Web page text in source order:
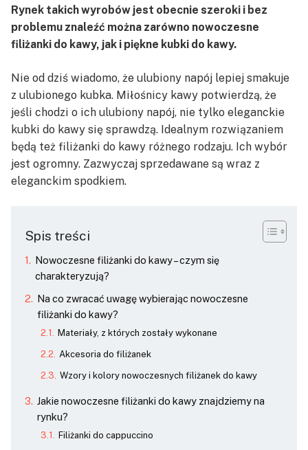
Rynek takich wyrobów jest obecnie szeroki i bez
problemu znaleźć można zarówno nowoczesne
filiżanki do kawy, jak i piękne kubki do kawy.
Nie od dziś wiadomo, że ulubiony napój lepiej smakuje
z ulubionego kubka. Miłośnicy kawy potwierdzą, że
jeśli chodzi o ich ulubiony napój, nie tylko eleganckie
kubki do kawy się sprawdzą. Idealnym rozwiązaniem
będą też filiżanki do kawy różnego rodzaju. Ich wybór
jest ogromny. Zazwyczaj sprzedawane są wraz z
eleganckim spodkiem.
Spis treści
Nowoczesne filiżanki do kawy – czym się
charakteryzują?
Na co zwracać uwagę wybierając nowoczesne
filiżanki do kawy?
Materiały, z których zostały wykonane
Akcesoria do filiżanek
Wzory i kolory nowoczesnych filiżanek do kawy
Jakie nowoczesne filiżanki do kawy znajdziemy na
rynku?
Filiżanki do cappuccino